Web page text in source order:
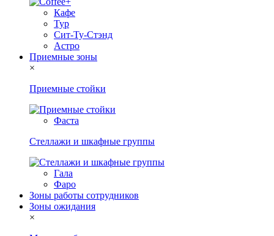
Кафе
Тур
Сит-Ту-Стэнд
Астро
Приемные зоны
×
Приемные стойки
Фаста
Стеллажи и шкафные группы
Гала
Фаро
Зоны работы сотрудников
Зоны ожидания
×